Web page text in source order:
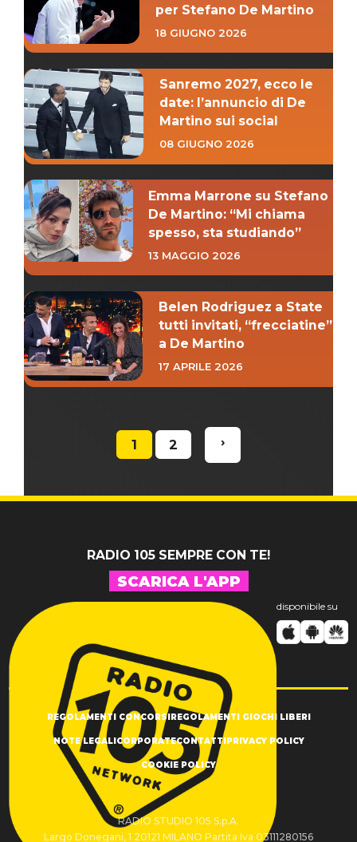
per Stefano De Martino
18 GIUGNO 2026
Sanremo 2027, ecco le
date: l’annuncio di De
Martino sui social
08 GIUGNO 2026
Emma Marrone su Stefano
De Martino: “Mi chiama
spesso, sta studiando”
13 MAGGIO 2026
Belen Rodriguez a State
tutti invitati, “frecciatine”
a De Martino
17 APRILE 2026
1 2 ›
RADIO 105 SEMPRE CON TE!
SCARICA L'APP
disponibile su
REGOLAMENTI CONCORSIREGOLAMENTI GIOCHI LIBERI
NOTE LEGALICORPORATECONTATTIPRIVACY POLICY
COOKIE POLICY
RADIO STUDIO 105 S.p.A.
Largo Donegani, 1 20121 MILANO Partita Iva 03111280156